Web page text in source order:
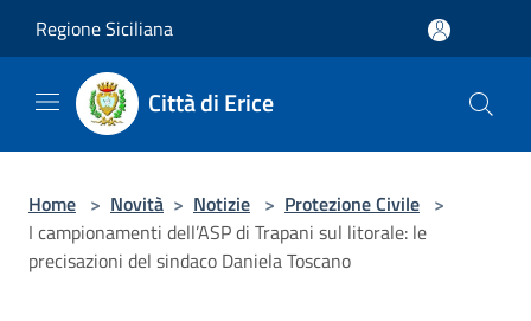
Regione Siciliana
Città di Erice
Home > Novità > Notizie > Protezione Civile >
I campionamenti dell’ASP di Trapani sul litorale: le
precisazioni del sindaco Daniela Toscano